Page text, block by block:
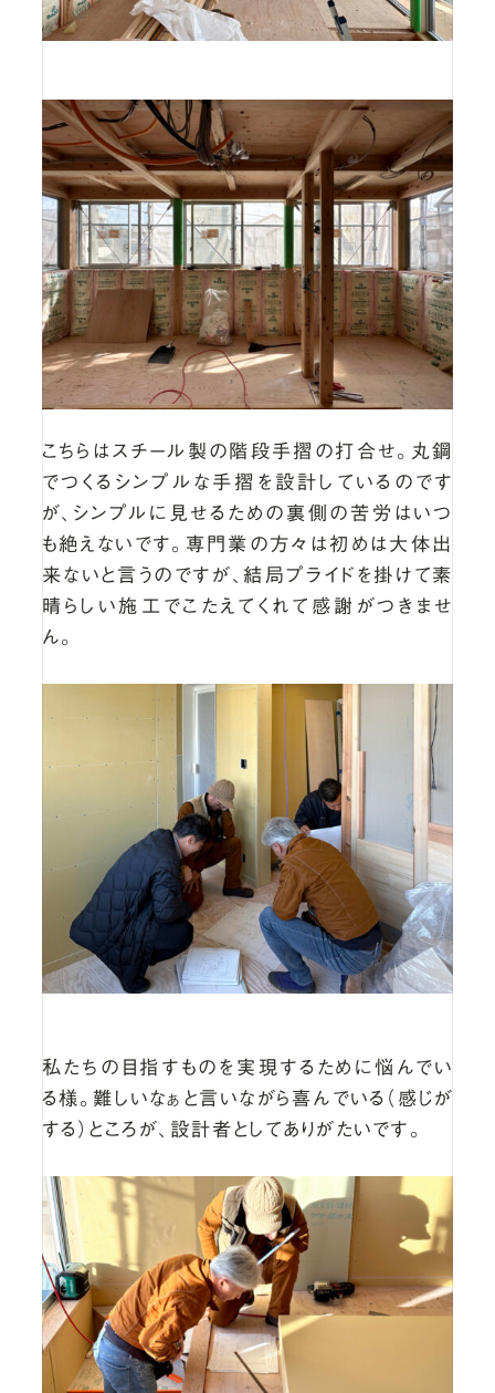
こちらはスチール製の階段手摺の打合せ。丸鋼
でつくるシンプルな手摺を設計しているのです
が、シンプルに見せるための裏側の苦労はいつ
も絶えないです。専門業の方々は初めは大体出
来ないと言うのですが、結局プライドを掛けて素
晴らしい施工でこたえてくれて感謝がつきませ
ん。
私たちの目指すものを実現するために悩んでい
る様。難しいなぁと言いながら喜んでいる（感じが
する）ところが、設計者としてありがたいです。